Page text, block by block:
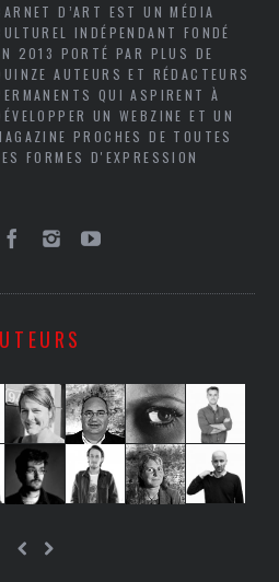
D’ART EST UN MÉDIA
INDÉPENDANT FONDÉ
2013 PORTÉ PAR PLUS DE
AUTEURS ET RÉDACTEURS
QUI ASPIRENT À
UN WEBZINE ET UN
PROCHES DE TOUTES
FORMES D'EXPRESSION